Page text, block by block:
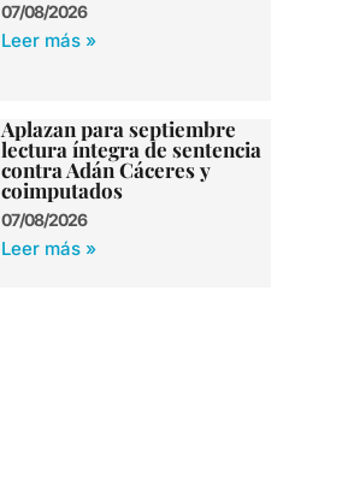
07/08/2026
Leer más »
Aplazan para septiembre
lectura íntegra de sentencia
contra Adán Cáceres y
coimputados
07/08/2026
Leer más »